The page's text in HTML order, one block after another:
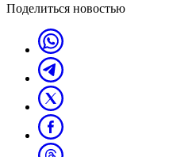
Поделиться новостью